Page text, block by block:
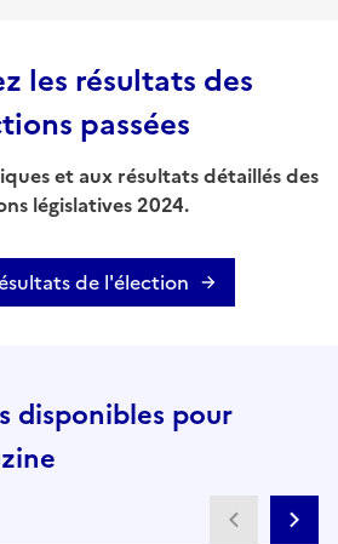
les résultats des
passées
et aux résultats détaillés des
législatives 2024.
de l'élection
disponibles pour